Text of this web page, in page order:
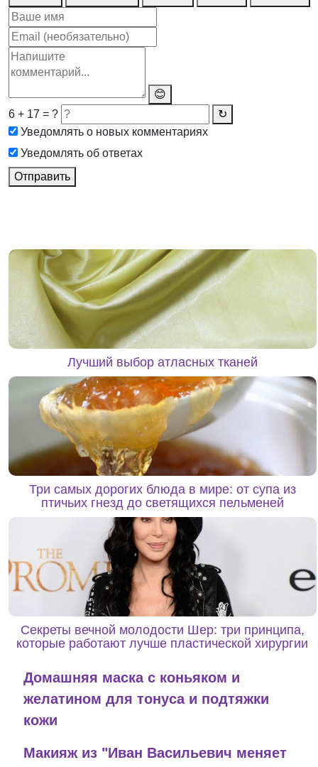
😊
6 + 17 = ?
↻
Уведомлять о новых комментариях
Уведомлять об ответах
Отправить
Лучший выбор атласных тканей
Три самых дорогих блюда в мире: от супа из
птичьих гнезд до светящихся пельменей
Секреты вечной молодости Шер: три принципа,
которые работают лучше пластической хирургии
Домашняя маска с коньяком и
желатином для тонуса и подтяжки
кожи
Макияж из "Иван Васильевич меняет